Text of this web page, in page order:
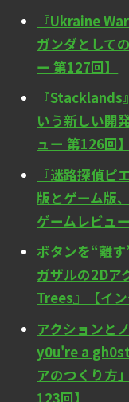
『Ukraine
ガンダとして
ー 第127回】
『Stacklands
いう新しい開
ュー 第126回】
『迷路探偵ピ
版とゲーム版
ゲームレビュ
ボタンを“離
ガザルの2D
Trees』【イン
アクションと
y0u're a
アのつくり方
123回】